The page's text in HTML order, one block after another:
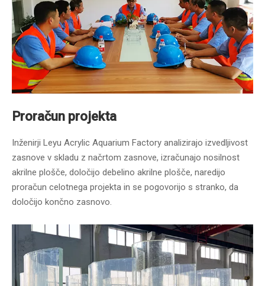
Proračun projekta
Inženirji Leyu Acrylic Aquarium Factory analizirajo izvedljivost
zasnove v skladu z načrtom zasnove, izračunajo nosilnost
akrilne plošče, določijo debelino akrilne plošče, naredijo
proračun celotnega projekta in se pogovorijo s stranko, da
določijo končno zasnovo.